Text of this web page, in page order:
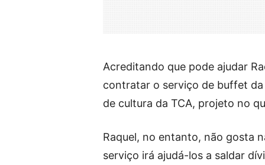
Acreditando que pode ajudar
contratar o serviço de buffet
de cultura da TCA, projeto no
Raquel, no entanto, não gosta
serviço irá ajudá-los a saldar